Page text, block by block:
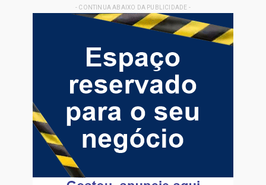
- CONTINUA ABAIXO DA PUBLICIDADE -